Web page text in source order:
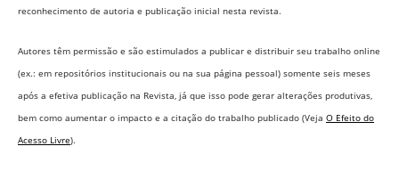
reconhecimento de autoria e publicação inicial nesta revista.
Autores têm permissão e são estimulados a publicar e distribuir seu trabalho online
(ex.: em repositórios institucionais ou na sua página pessoal) somente seis meses
após a efetiva publicação na Revista, já que isso pode gerar alterações produtivas,
bem como aumentar o impacto e a citação do trabalho publicado (Veja O Efeito do
Acesso Livre).